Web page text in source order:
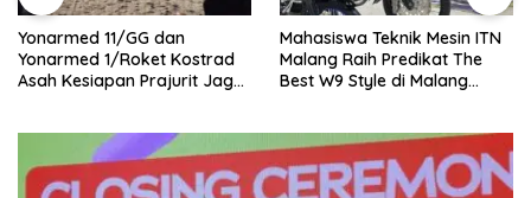
Yonarmed 11/GG dan
Yonarmed 1/Roket Kostrad
Asah Kesiapan Prajurit Jaga
Mahasiswa Teknik Mesin ITN
Malang Raih Predikat The
Best W9 Style di Malang